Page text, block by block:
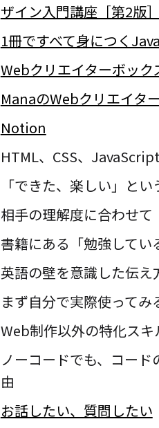
ザイン入門講座［第2版］
1冊ですべて身につく
Webクリエイターボック
ManaのWebクリエイタ
Notion
HTML、CSS、
「できた、楽しい」と
相手の理解度に合わせて
書籍にある「勉強してい
英語の壁を意識した伝え
まず自分で実際使ってみ
Web制作以外の特化スキ
ノーコードでも、コー
由
お話したい、質問したい